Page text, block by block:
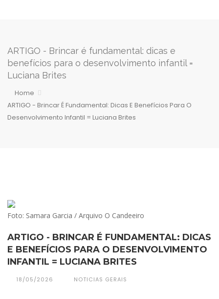
ARTIGO - Brincar é fundamental: dicas e
benefícios para o desenvolvimento infantil =
Luciana Brites
Home
ARTIGO - Brincar É Fundamental: Dicas E Benefícios Para O
Desenvolvimento Infantil = Luciana Brites
Foto: Samara Garcia / Arquivo O Candeeiro
ARTIGO - BRINCAR É FUNDAMENTAL: DICAS
E BENEFÍCIOS PARA O DESENVOLVIMENTO
INFANTIL = LUCIANA BRITES
18/05/2026 NOTICIAS GERAIS